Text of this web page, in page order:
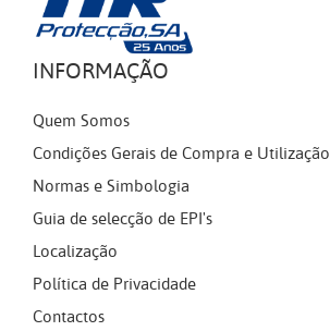
INFORMAÇÃO
Quem Somos
Condições Gerais de Compra e Utilização
Normas e Simbologia
Guia de selecção de EPI's
Localização
Política de Privacidade
Contactos